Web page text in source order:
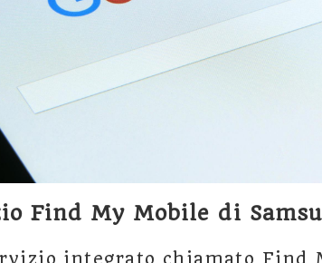
Find My Mobile di
integrato chiamato Find